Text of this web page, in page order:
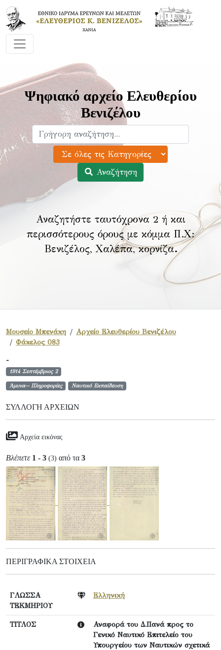
Ψηφιακό αρχείο Ελευθερίου
Βενιζέλου
Αναζήτηση
Αναζητήστε ταυτόχρονα 2 ή και
περισσότερους όρους με κόμμα Π.Χ:
Βενιζέλος, Χαλέπα, κορνίζα.
Μουσείο Μπενάκη
Αρχείο Ελευθερίου Βενιζέλου
Φάκελος 083
-
1914 Σεπτέμβριος 2
Άμυνα-- Πληροφορίες Ναυτικό Εκπαίδευση
ΣΥΛΛΟΓΉ ΑΡΧΕΊΩΝ
Αρχεία εικόνας
Βλέπετε 1 - 3 (3) από τα 3
ΠΕΡΙΓΡΑΦΙΚΆ ΣΤΟΙΧΕΊΑ
ΓΛΩΣΣΑ
ΤΕΚΜΗΡΙΟΥ
Ελληνική
ΤΙΤΛΟΣ
Αναφορά του Δ.Πανά προς το
Γενικό Ναυτικό Επιτελείο του
Υπουργείου των Ναυτικών σχετικά